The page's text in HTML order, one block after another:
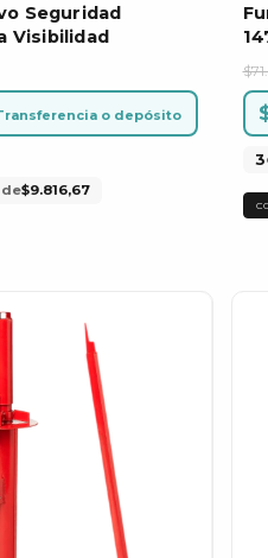
Seguridad
Visibilidad
o depósito
$9.816,67
3